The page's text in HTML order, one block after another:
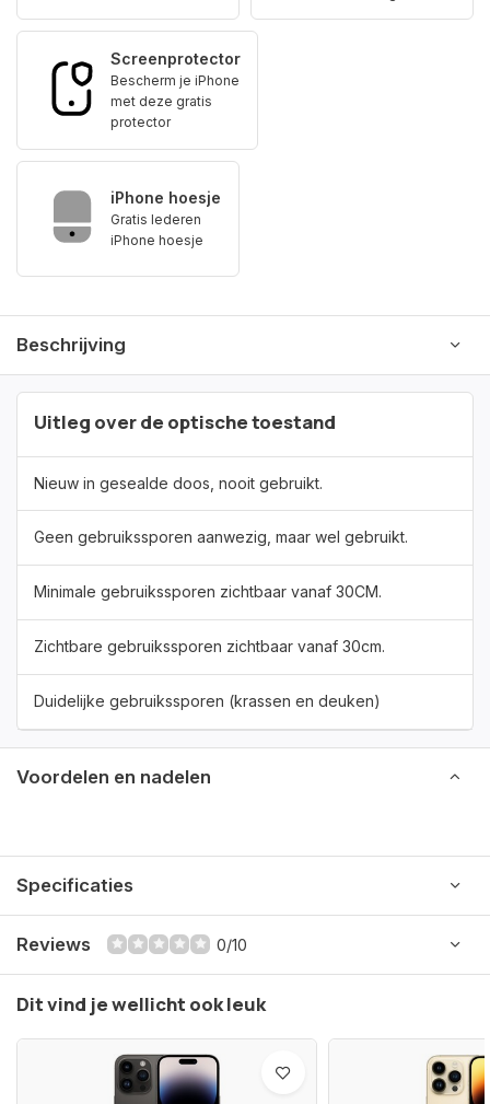
Screenprotector
Bescherm je iPhone
met deze gratis
protector
iPhone hoesje
Gratis lederen
iPhone hoesje
Beschrijving
Uitleg over de optische toestand
Nieuw in gesealde doos, nooit gebruikt.
Geen gebruikssporen aanwezig, maar wel gebruikt.
Minimale gebruikssporen zichtbaar vanaf 30CM.
Zichtbare gebruikssporen zichtbaar vanaf 30cm.
Duidelijke gebruikssporen (krassen en deuken)
Voordelen en nadelen
Specificaties
Reviews 0/10
Dit vind je wellicht ook leuk